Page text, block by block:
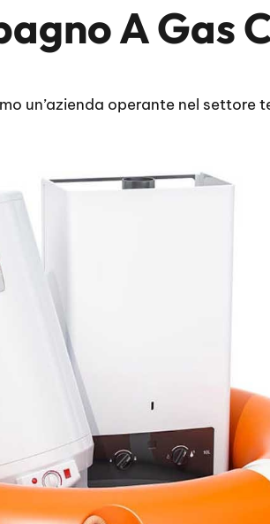
A Gas
un’azienda operante nel settore